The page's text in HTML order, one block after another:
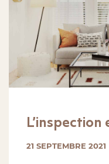
21 SEPTEMBRE 2021